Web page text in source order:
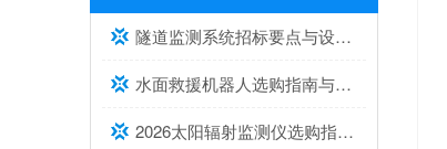
隧道监测系统招标要点与设备选型建议
水面救援机器人选购指南与推荐top榜单
2026太阳辐射监测仪选购指南与推荐，实测靠谱！